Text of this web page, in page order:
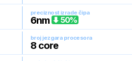
preciznost izrade čipa
6nm 50%
broj jezgara procesora
8 core